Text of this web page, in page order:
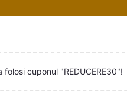
folosi cuponul "REDUCERE30"!